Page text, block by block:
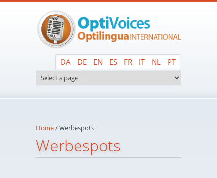
DA DE EN ES FR IT NL PT
Home/Werbespots
Werbespots